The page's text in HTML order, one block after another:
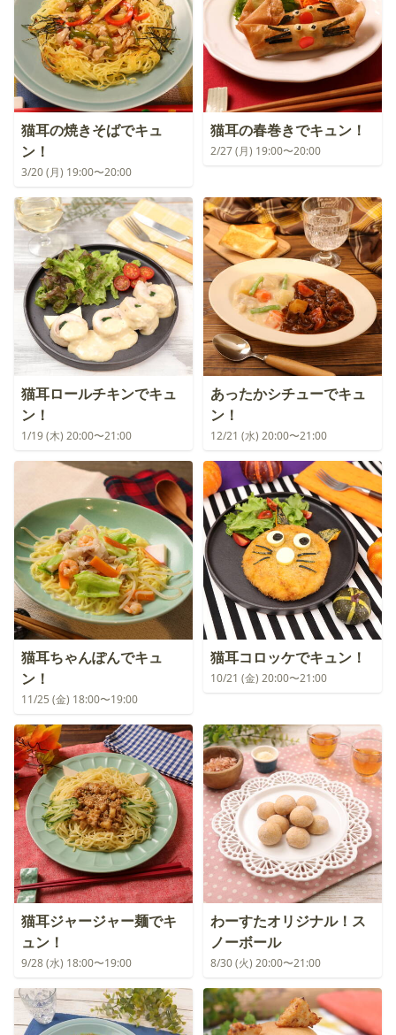
猫耳の焼きそばでキュ
ン！
3/20 (月) 19:00〜20:00
猫耳の春巻きでキュン！
2/27 (月) 19:00〜20:00
猫耳ロールチキンでキュ
ン！
1/19 (木) 20:00〜21:00
あったかシチューでキュ
ン！
12/21 (水) 20:00〜21:00
猫耳ちゃんぽんでキュ
ン！
11/25 (金) 18:00〜19:00
猫耳コロッケでキュン！
10/21 (金) 20:00〜21:00
猫耳ジャージャー麺でキ
ュン！
9/28 (水) 18:00〜19:00
わーすたオリジナル！ス
ノーボール
8/30 (火) 20:00〜21:00